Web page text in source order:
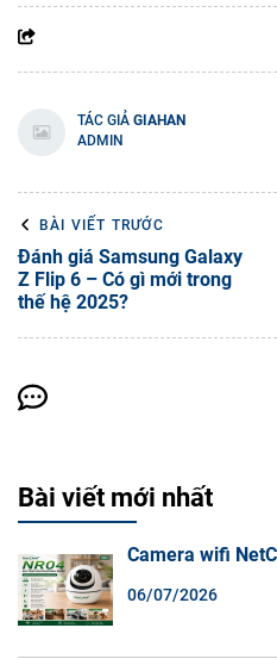
TÁC GIẢ GIAHAN
ADMIN
BÀI VIẾT TRƯỚC
Đánh giá Samsung Galaxy
Z Flip 6 – Có gì mới trong
thế hệ 2025?
Bài viết mới nhất
Camera wifi
06/07/2026